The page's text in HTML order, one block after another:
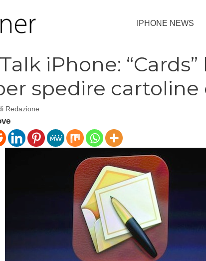
IPHONE NEWS
Talk iPhone:
spedire cartoline
Redazione